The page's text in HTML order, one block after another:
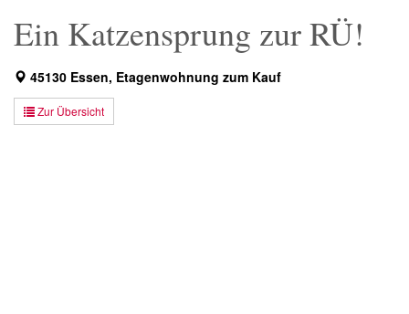
Ein Katzensprung zur RÜ!
45130 Essen, Etagenwohnung zum Kauf
Zur Übersicht